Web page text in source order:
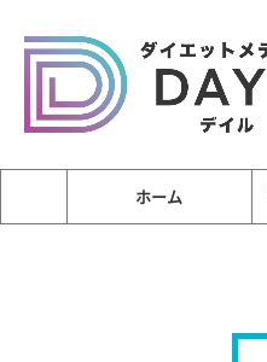
ホーム